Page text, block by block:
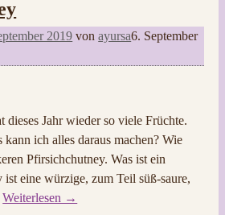
2019 vonayursa6. September
dieses Jahr wieder so viele Früchte.
ich alles daraus machen? Wie
Pfirsichchutney. Was ist ein
eine würzige, zum Teil süß-saure,
Weiterlesen →